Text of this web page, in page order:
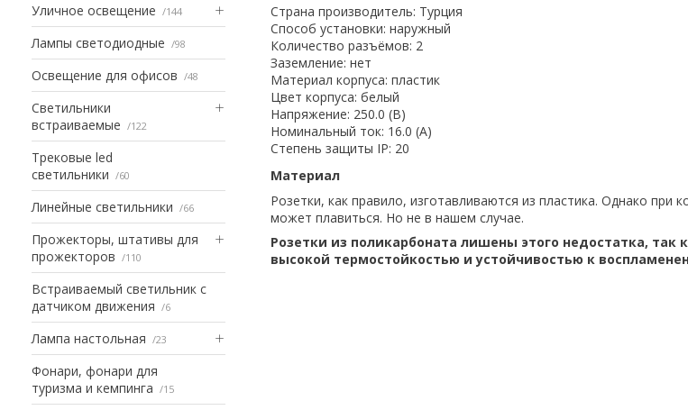
Уличное освещение 144
Лампы светодиодные 98
Освещение для офисов 48
Светильники
встраиваемые
122
Трековые led
светильники
60
Линейные светильники 66
Прожекторы, штативы для
прожекторов
110
Встраиваемый светильник с
датчиком движения
6
Лампа настольная 23
Фонари, фонари для
туризма и кемпинга
15
Страна производитель: Турция
Способ установки: наружный
Количество разъёмов: 2
Заземление: нет
Материал корпуса: пластик
Цвет корпуса: белый
Напряжение: 250.0 (В)
Номинальный ток: 16.0 (А)
Степень защиты IP: 20
Материал
Розетки, как правило, изготавливаются из пластика. Однако при
может плавиться. Но не в нашем случае.
Розетки из поликарбоната лишены этого недостатка, так
высокой термостойкостью и устойчивостью к